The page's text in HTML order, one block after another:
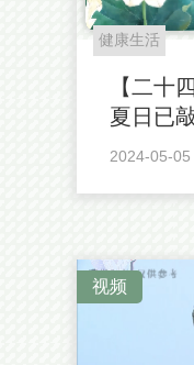
健康生活
【二十
夏日已
酸！
2024-05-05
视频